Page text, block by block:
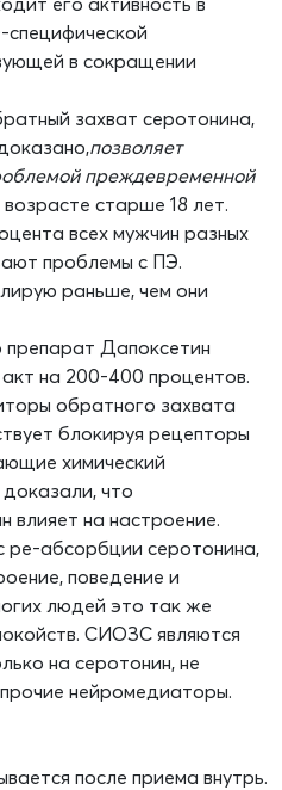
в сокращении
захват серотонина,
позволяет
преждевременной
старше 18 лет.
всех мужчин разных
проблемы с ПЭ.
раньше, чем они
препарат Дапоксетин
на 200-400 процентов.
обратного захвата
блокируя рецепторы
химический
что
влияет на настроение.
абсорбции серотонина,
поведение и
людей это так же
СИОЗС являются
на серотонин, не
нейромедиаторы.
после приема внутрь.